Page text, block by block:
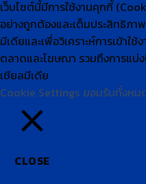
CLOSE
Privacy Overview
This website uses cookies
you navigate through the
browser as they are